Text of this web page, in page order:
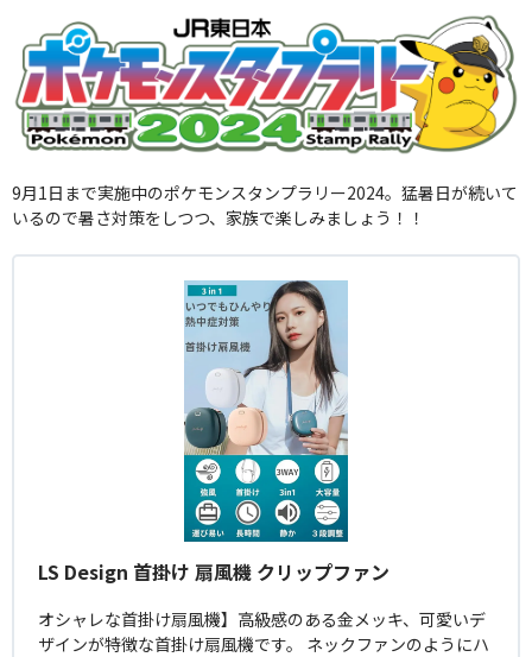
9月1日まで実施中のポケモンスタンプラリー2024。猛暑日が続いて
いるので暑さ対策をしつつ、家族で楽しみましょう！！
LS Design 首掛け 扇風機 クリップファン
オシャレな首掛け扇風機】高級感のある金メッキ、可愛いデ
ザインが特徴な首掛け扇風機です。 ネックファンのようにハ